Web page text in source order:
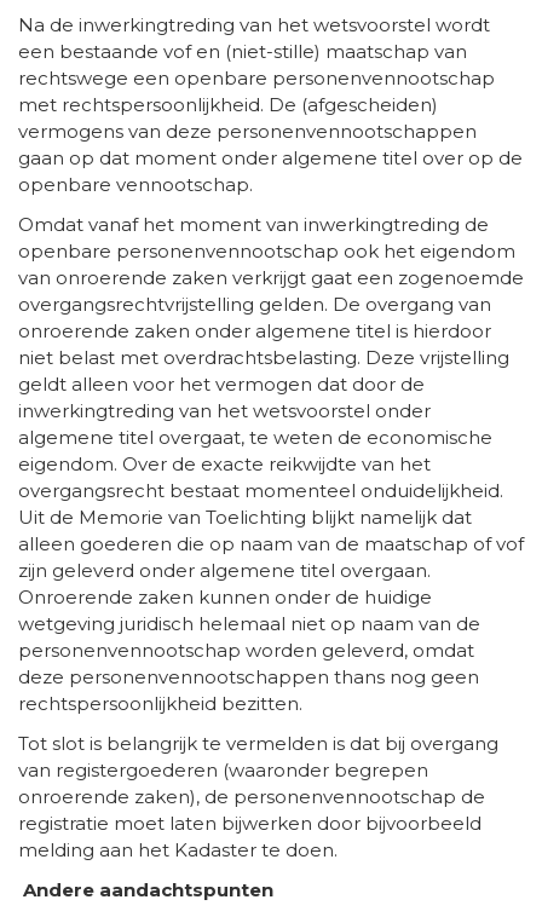
Na de inwerkingtreding van het wetsvoorstel wordt
een bestaande vof en (niet-stille) maatschap van
rechtswege een openbare personenvennootschap
met rechtspersoonlijkheid. De (afgescheiden)
vermogens van deze personenvennootschappen
gaan op dat moment onder algemene titel over op de
openbare vennootschap.
Omdat vanaf het moment van inwerkingtreding de
openbare personenvennootschap ook het eigendom
van onroerende zaken verkrijgt gaat een zogenoemde
overgangsrechtvrijstelling gelden. De overgang van
onroerende zaken onder algemene titel is hierdoor
niet belast met overdrachtsbelasting. Deze vrijstelling
geldt alleen voor het vermogen dat door de
inwerkingtreding van het wetsvoorstel onder
algemene titel overgaat, te weten de economische
eigendom. Over de exacte reikwijdte van het
overgangsrecht bestaat momenteel onduidelijkheid.
Uit de Memorie van Toelichting blijkt namelijk dat
alleen goederen die op naam van de maatschap of vof
zijn geleverd onder algemene titel overgaan.
Onroerende zaken kunnen onder de huidige
wetgeving juridisch helemaal niet op naam van de
personenvennootschap worden geleverd, omdat
deze personenvennootschappen thans nog geen
rechtspersoonlijkheid bezitten.
Tot slot is belangrijk te vermelden is dat bij overgang
van registergoederen (waaronder begrepen
onroerende zaken), de personenvennootschap de
registratie moet laten bijwerken door bijvoorbeeld
melding aan het Kadaster te doen.
Andere aandachtspunten